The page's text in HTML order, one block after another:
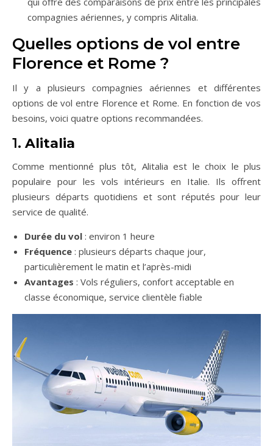
compagnies aériennes, y compris Alitalia.
Quelles options de vol entre
Florence et Rome ?
Il y a plusieurs compagnies aériennes et différentes
options de vol entre Florence et Rome. En fonction de vos
besoins, voici quatre options recommandées.
1. Alitalia
Comme mentionné plus tôt, Alitalia est le choix le plus
populaire pour les vols intérieurs en Italie. Ils offrent
plusieurs départs quotidiens et sont réputés pour leur
service de qualité.
Durée du vol : environ 1 heure
Fréquence : plusieurs départs chaque jour,
particulièrement le matin et l’après-midi
Avantages : Vols réguliers, confort acceptable en
classe économique, service clientèle fiable